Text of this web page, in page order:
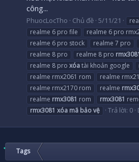
công...
PhuocLocTho Chủ đề 5/11/21
realme 6 pro file
realme 6 pro
realme 6 pro stock
realme 7 pro
realme 8 pro
realme 8 pro
realme 8 pro xóatài khoản google
realme rmx2061 rom
realme
realme rmx2170 rom
realme
realme rmx3081 rom rmx3081
rmx3081 xóa mã bảovệ Trả lời: 0
Tags